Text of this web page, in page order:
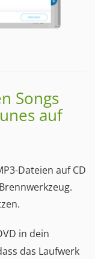
Songs
auf
Dateien auf CD
in dein
das Laufwerk